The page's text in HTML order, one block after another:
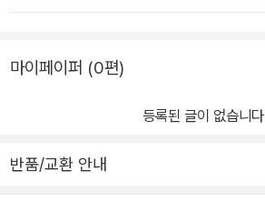
마이페이퍼 (0편)
등록된 글이 없습니다
반품/교환 안내